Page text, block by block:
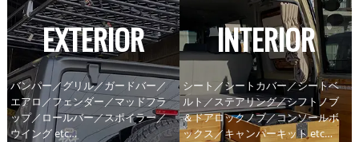
EXTERIOR
バンパー／グリル／ガードバー／
エアロ／フェンダー／マッドフラ
ップ／ロールバー／スポイラー／
ウイング etc…
INTERIOR
シート／シートカバー／シートベ
ルト／ステアリング／シフトノブ
＆ドアロックノブ／コンソールボ
ックス／キャンパーキット etc…